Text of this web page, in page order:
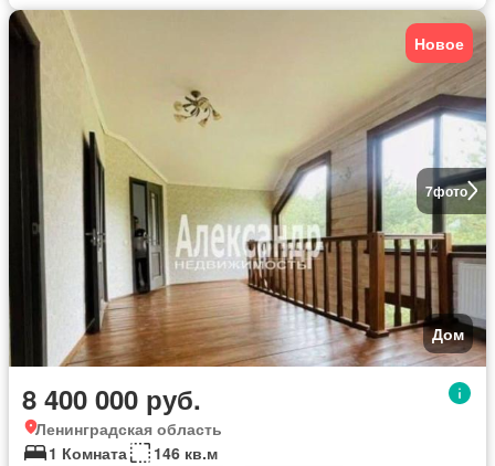
7фото
Новое
Дом
8 400 000 руб.
Ленинградская область
1 Комната
146 кв.м